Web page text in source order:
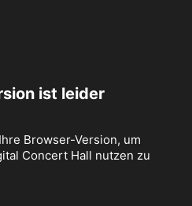
ist leider
Browser-Version, um
Concert Hall nutzen zu